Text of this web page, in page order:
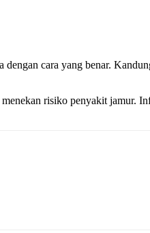
cara yang benar.
risiko penyakit jamur.